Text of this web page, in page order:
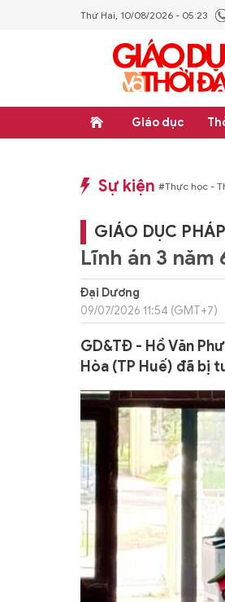
Thứ Hai, 10/08/2026 - 05:23
Giáo dục
Sự kiện
#Thực học - Thực nghiệp #Tổng rà
GIÁO DỤC
Lĩnh án 3
Đại Dương
09/07/2026 11:54 (GMT+7)
GD&TĐ - Hồ Văn
Hòa (TP Huế) đã bị